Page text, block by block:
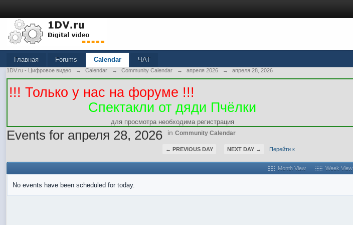
Главная Forums Calendar ЧАТ
1DV.ru - Цифровое видео → Calendar → Community Calendar → апреля 2026 → апреля 28, 2026
!!! Только у нас на форуме !!!
Спектакли от дяди Пчёлки
для просмотра необходима регистрация
Events for апреля 28, 2026 inCommunity Calendar
← PREVIOUS DAY NEXT DAY → Перейти к
Month View Week View
No events have been scheduled for today.